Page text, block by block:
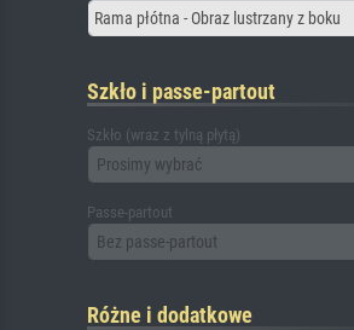
Rama płótna - Obraz lustrzany z boku
Szkło i passe-partout
Szkło (wraz z tylną płytą)
Prosimy wybrać
Passe-partout
Bez passe-partout
Różne i dodatkowe